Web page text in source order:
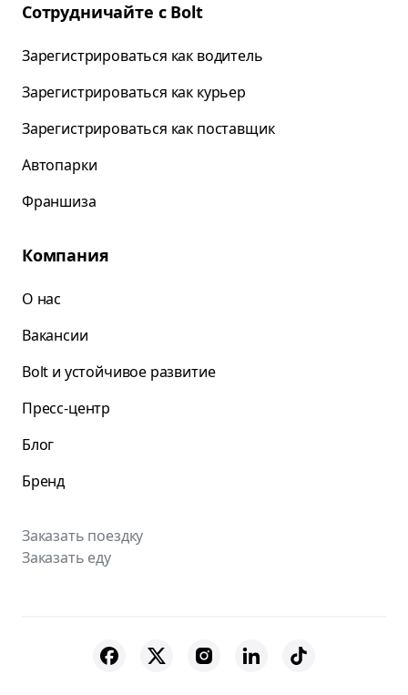
Сотрудничайте с Bolt
Зарегистрироваться как водитель
Зарегистрироваться как курьер
Зарегистрироваться как поставщик
Автопарки
Франшиза
Компания
О нас
Вакансии
Bolt и устойчивое развитие
Пресс-центр
Блог
Бренд
Заказать поездку
Заказать еду